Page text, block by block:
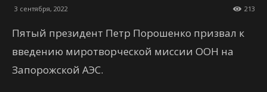
3 сентября, 2022 213
Пятый президент Петр Порошенко призвал к
введению миротворческой миссии ООН на
Запорожской АЭС.